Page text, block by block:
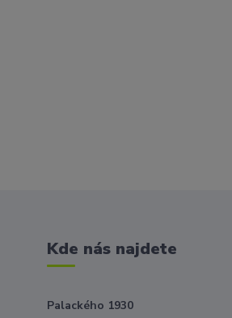
Kde nás najdete
Palackého 1930